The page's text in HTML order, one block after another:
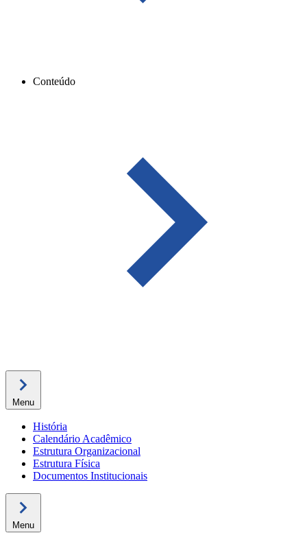
Conteúdo
Menu
História
Calendário Acadêmico
Estrutura Organizacional
Estrutura Física
Documentos Institucionais
Menu